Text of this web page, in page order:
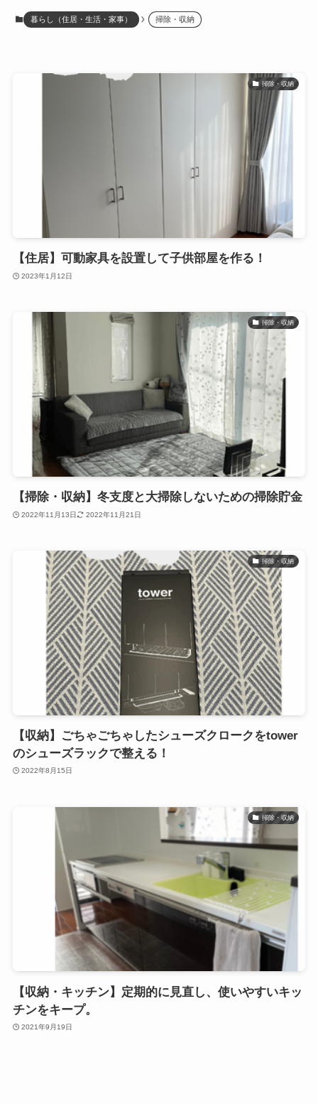
暮らし（住居・生活・家事） 掃除・収納
掃除・収納
【住居】可動家具を設置して子供部屋を作る！
2023年1月12日
掃除・収納
【掃除・収納】冬支度と大掃除しないための掃除貯金
2022年11月13日 2022年11月21日
掃除・収納
【収納】ごちゃごちゃしたシューズクロークをtower
のシューズラックで整える！
2022年8月15日
掃除・収納
【収納・キッチン】定期的に見直し、使いやすいキッ
チンをキープ。
2021年9月19日